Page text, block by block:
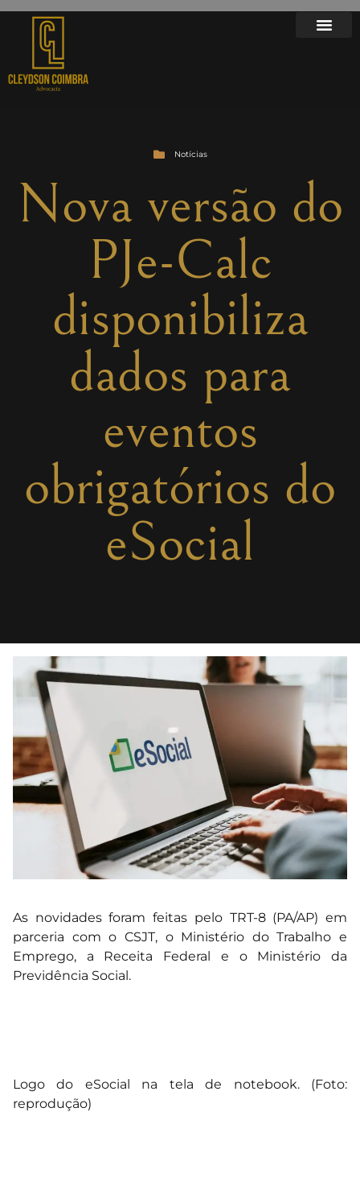
Notícias
Nova versão do
PJe-Calc
disponibiliza
dados para
eventos
obrigatórios do
eSocial
As novidades foram feitas pelo TRT-8 (PA/AP) em
parceria com o CSJT, o Ministério do Trabalho e
Emprego, a Receita Federal e o Ministério da
Previdência Social.
Logo do eSocial na tela de notebook. (Foto:
reprodução)